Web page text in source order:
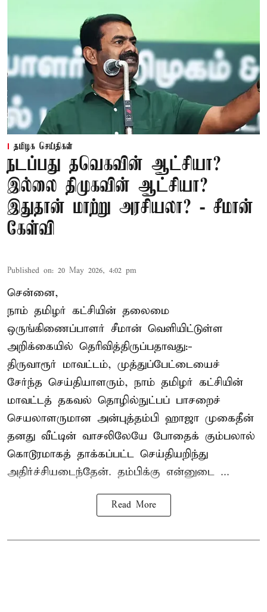
தமிழக செய்திகள்
நடப்பது தவெகவின் ஆட்சியா?
இல்லை திமுகவின் ஆட்சியா?
இதுதான் மாற்று அரசியலா? - சீமான்
கேள்வி
Published on: 20 May 2026, 4:02 pm
சென்னை,
நாம் தமிழர் கட்சியின் தலைமை
ஒருங்கிணைப்பாளர் சீமான் வெளியிட்டுள்ள
அறிக்கையில் தெரிவித்திருப்பதாவது:-
திருவாரூர் மாவட்டம், முத்துப்பேட்டையைச்
சேர்ந்த செய்தியாளரும், நாம் தமிழர் கட்சியின்
மாவட்டத் தகவல் தொழில்நுட்பப் பாசறைச்
செயலாளருமான அன்புத்தம்பி ஹாஜா முகைதீன்
தனது வீட்டின் வாசலிலேயே போதைக் கும்பலால்
கொடூரமாகத் தாக்கப்பட்ட செய்தியறிந்து
அதிர்ச்சியடைந்தேன். தம்பிக்கு என்னுடை ...
Read More